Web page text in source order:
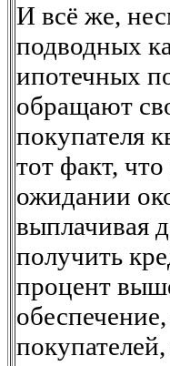
И всё же,
подводных
ипотечных
обращают
покупателя
тот факт,
ожидании
выплачивая
получить
процент